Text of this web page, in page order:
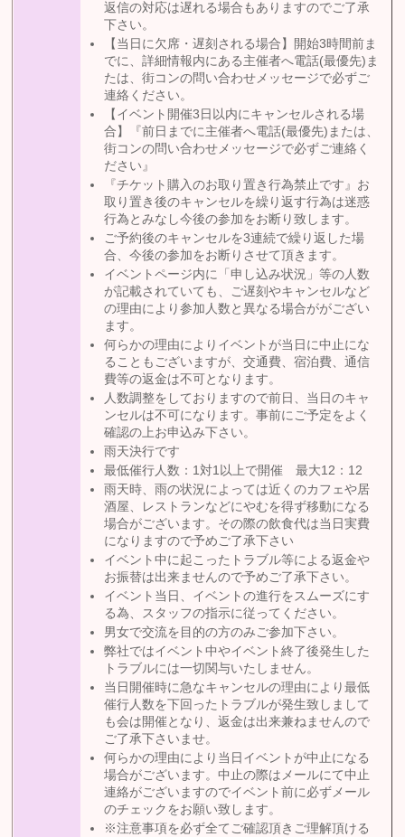
返信の対応は遅れる場合もありますのでご了承
下さい。
【当日に欠席・遅刻される場合】開始3時間前ま
でに、詳細情報内にある主催者へ電話(最優先)ま
たは、街コンの問い合わせメッセージで必ずご
連絡ください。
【イベント開催3日以内にキャンセルされる場
合】『前日までに主催者へ電話(最優先)または、
街コンの問い合わせメッセージで必ずご連絡く
ださい』
『チケット購入のお取り置き行為禁止です』お
取り置き後のキャンセルを繰り返す行為は迷惑
行為とみなし今後の参加をお断り致します。
ご予約後のキャンセルを3連続で繰り返した場
合、今後の参加をお断りさせて頂きます。
イベントページ内に「申し込み状況」等の人数
が記載されていても、ご遅刻やキャンセルなど
の理由により参加人数と異なる場合ががござい
ます。
何らかの理由によりイベントが当日に中止にな
ることもございますが、交通費、宿泊費、通信
費等の返金は不可となります。
人数調整をしておりますので前日、当日のキャ
ンセルは不可になります。事前にご予定をよく
確認の上お申込み下さい。
雨天決行です
最低催行人数：1対1以上で開催 最大12：12
雨天時、雨の状況によっては近くのカフェや居
酒屋、レストランなどにやむを得ず移動になる
場合がございます。その際の飲食代は当日実費
になりますので予めご了承下さい
イベント中に起こったトラブル等による返金や
お振替は出来ませんので予めご了承下さい。
イベント当日、イベントの進行をスムーズにす
る為、スタッフの指示に従ってください。
男女で交流を目的の方のみご参加下さい。
弊社ではイベント中やイベント終了後発生した
トラブルには一切関与いたしません。
当日開催時に急なキャンセルの理由により最低
催行人数を下回ったトラブルが発生致しまして
も会は開催となり、返金は出来兼ねませんので
ご了承下さいませ。
何らかの理由により当日イベントが中止になる
場合がございます。中止の際はメールにて中止
連絡がございますのでイベント前に必ずメール
のチェックをお願い致します。
※注意事項を必ず全てご確認頂きご理解頂ける